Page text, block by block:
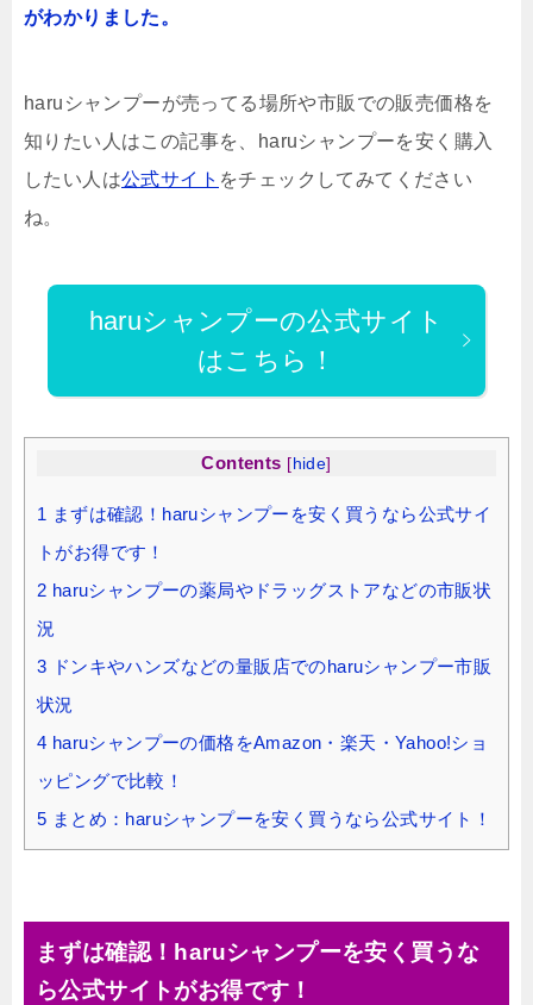
がわかりました。
haruシャンプーが売ってる場所や市販での販売価格を
知りたい人はこの記事を、haruシャンプーを安く購入
したい人は公式サイト をチェックしてみてください
ね。
haruシャンプーの公式サイト
はこちら！
Contents [ hide]
1 まずは確認！haruシャンプーを安く買うなら公式サイ
トがお得です！
2 haruシャンプーの薬局やドラッグストアなどの市販状
況
3 ドンキやハンズなどの量販店でのharuシャンプー市販
状況
4 haruシャンプーの価格をAmazon・楽天・Yahoo!ショ
ッピングで比較！
5 まとめ：haruシャンプーを安く買うなら公式サイト！
まずは確認！haruシャンプーを安く買うな
ら公式サイトがお得です！